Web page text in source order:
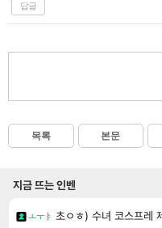
답글
목록 본문
지금 뜨는 인벤
ㅗㅜㅑ 초ㅇㅎ) 수녀 코스프레